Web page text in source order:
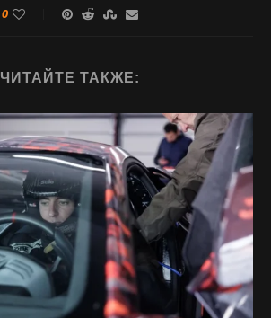
0
ЧИТАЙТЕ ТАКЖЕ: